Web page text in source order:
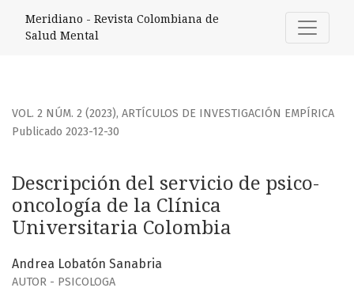
Descripción del servicio de psico-oncología de la Clínica
Meridiano - Revista Colombiana de
Salud Mental
VOL. 2 NÚM. 2 (2023), ARTÍCULOS DE INVESTIGACIÓN EMPÍRICA
Descripción del servicio de psico-
oncología de la Clínica
Universitaria Colombia
Publicado 2023-12-30
Andrea Lobatón Sanabria
AUTOR - PSICOLOGA